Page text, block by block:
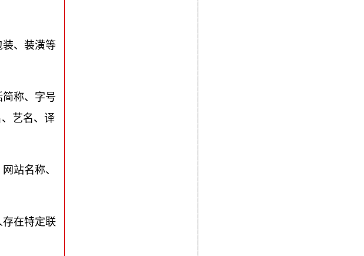
装、装潢等
简称、字号
艺名、译
站名称、
存在特定联